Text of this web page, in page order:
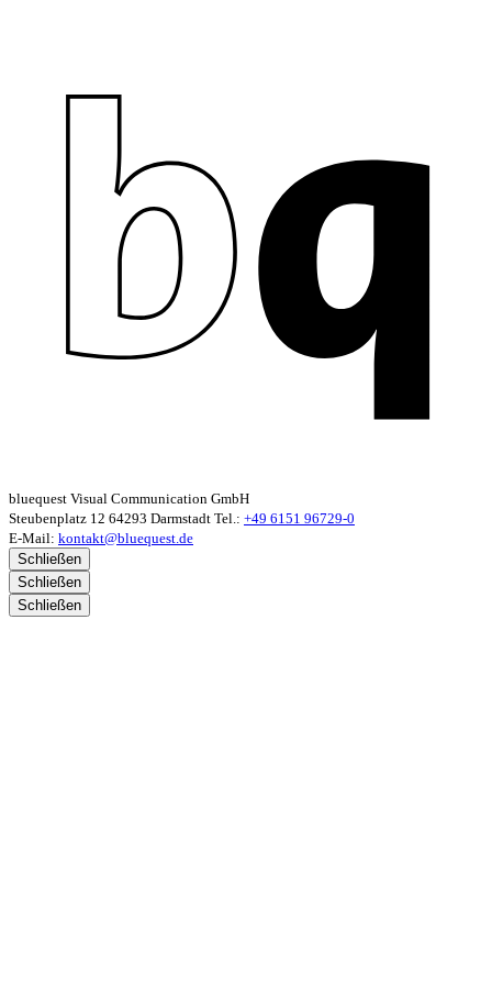
bluequest Visual Communication GmbH
Steubenplatz 12 64293 Darmstadt Tel.: +49 6151 96729‑0
E‑Mail: kontakt@bluequest.de
Schließen
Schließen
Schließen